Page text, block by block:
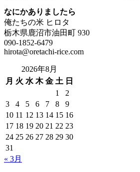
なにかありましたら
俺たちの米 ヒロタ
栃木県鹿沼市油田町 930
090-1852-6479
hirota@oretachi-rice.com
2026年8月
月 火 水 木 金 土 日
1
2
3
4 5 6 7 8
9
10 11 12 13 14 15 16
17 18 19 20 21 22 23
24 25 26 27 28 29 30
31
« 3月